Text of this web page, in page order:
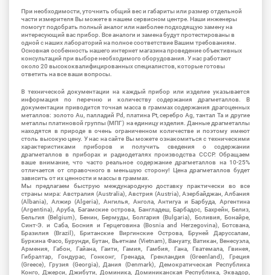
При необходимости, уточнить общий вес и габариты или размер отдельной
части измерителя Вы можете в нашем сервисном центре. Наши инженеры
помогут подобрать полный аналог или наиболее подходящую замену на
интересующий вас прибор. Все аналоги и замена будут протестированы в
одной с наших лабораторий на полное соответствие Вашим требованиям.
Основная особенность нашего интернет магазина проведение объективных
консультаций при выборе необходимого оборудования. У нас работают
около 20 высококвалифицированных специалистов, которые готовы
ответить на все ваши вопросы.
В технической документации на каждый прибор или изделие указывается
информация по перечню и количеству содержания драгметаллов. В
документации приводится точная масса в граммах содержания драгоценных
металлов: золото Au, палладий Pd, платина Pt, серебро Ag, тантал Ta и другие
металлы платиновой группы (МПГ) на единицу изделия. Данные драгметаллы
находятся в природе в очень ограниченном количестве и поэтому имеют
столь высокую цену. У нас на сайте Вы можете ознакомиться с техническими
характеристиками приборов и получить сведения о содержании
драгметаллов в приборах и радиодеталях производства СССР. Обращаем
ваше внимание, что часто реальное содержание драгметаллов на 10-25%
отличается от справочного в меньшую сторону! Цена драгметаллов будет
зависить от их ценности и массы в граммах.
Мы предлагаем быструю международную доставку практически во все
страны мира: Австралия (Australia), Австрия (Austria), Азербайджан, Албания
(Albania), Алжир (Algeria), Ангилья, Ангола, Антигуа и Барбуда, Аргентина
(Argentina), Аруба, Багамские острова, Бангладеш, Барбадос, Бахрейн, Белиз,
Бельгия (Belgium), Бенин, Бермуды, Болгария (Bulgaria), Боливия, Бонайре,
Синт-Э. и Саба, Босния и Герцеговина (Bosnia and Herzegovina), Ботсвана,
Бразилия (Brazil), Британские Виргинские Острова, Бруней Даруссалам,
Буркина Фасо, Бурунди, Бутан, Вьетнам (Vietnam), Вануату, Ватикан, Венесуэла,
Армения, Габон, Гайана, Гаити, Гамия, Гамбия, Гана, Гватемала, Гвинея,
Гибралтар, Гондурас, Гонконг, Гренада, Гренландия (Greenland), Греция
(Greece), Грузия (Georgia), Дания (Denmark), Демократическая Республика
Конго, Джерси, Джибути, Доминика, Доминиканская Республика, Эквадор,